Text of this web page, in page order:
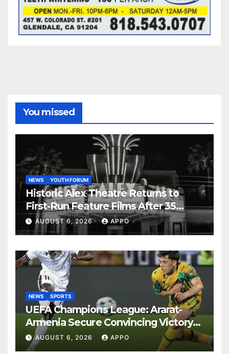
You missed
NEWS YOUTH FORUM
Historic Alex Theatre Returns to
First-Run Feature Films After 35
Years
AUGUST 6, 2026 APPO
NEWS SPORTS
UEFA Champions League: Ararat-
Armenia Secure Convincing Victory
Over Shamrock Rovers 2-0
AUGUST 6, 2026 APPO